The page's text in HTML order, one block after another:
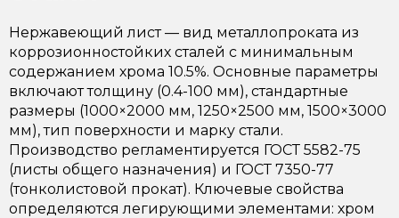
Нержавеющий лист — вид металлопроката из
коррозионностойких сталей с минимальным
содержанием хрома 10.5%. Основные параметры
включают толщину (0.4-100 мм), стандартные
размеры (1000×2000 мм, 1250×2500 мм, 1500×3000
мм), тип поверхности и марку стали.
Производство регламентируется ГОСТ 5582-75
(листы общего назначения) и ГОСТ 7350-77
(тонколистовой прокат). Ключевые свойства
определяются легирующими элементами: хром